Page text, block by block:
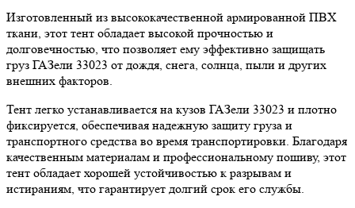
Изготовленный из высококачественной армированной ПВХ
ткани, этот тент обладает высокой прочностью и
долговечностью, что позволяет ему эффективно защищать
груз ГАЗели 33023 от дождя, снега, солнца, пыли и других
внешних факторов.
Тент легко устанавливается на кузов ГАЗели 33023 и плотно
фиксируется, обеспечивая надежную защиту груза и
транспортного средства во время транспортировки. Благодаря
качественным материалам и профессиональному пошиву, этот
тент обладает хорошей устойчивостью к разрывам и
истираниям, что гарантирует долгий срок его службы.